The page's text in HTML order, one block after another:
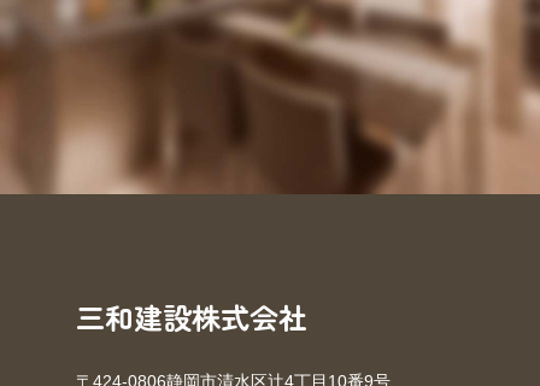
お問い合わせ 資料請求
三和建設株式会社
〒424-0806静岡市清水区辻4丁目10番9号